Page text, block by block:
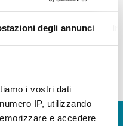
degli annunci
i vostri dati
IP, utilizzando
e accedere
GLOSSARIO